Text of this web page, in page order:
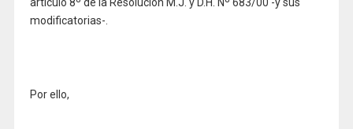
modificatorias-.
Por ello,